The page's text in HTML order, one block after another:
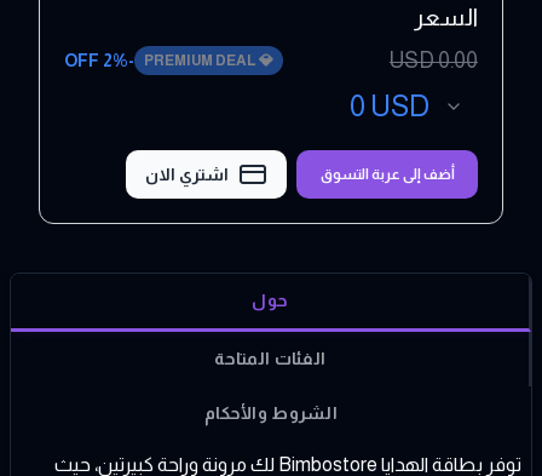
السعر
0.00
USD
💎
PREMIUM DEAL
-
2% OFF
0 USD
أضف إلى عربة التسوق اشتري الان
حول
الفئات المتاحة
الشروط والأحكام
توفر بطاقة الهدايا Bimbostore لك مرونة وراحة كبيرتين، حيث